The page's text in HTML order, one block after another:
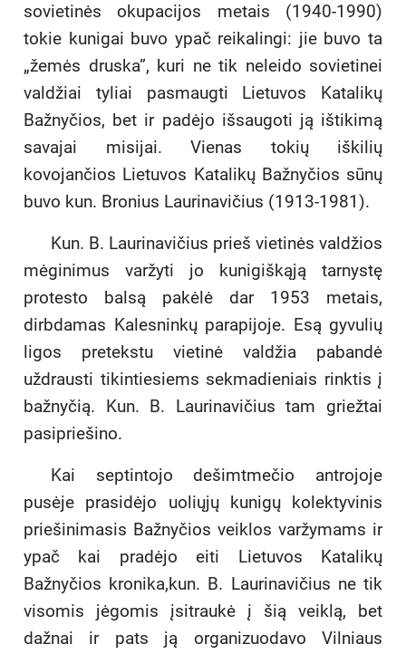
sovietinės okupacijos metais (1940-1990)
tokie kunigai buvo ypač reikalingi: jie buvo ta
„žemės druska”, kuri ne tik neleido sovietinei
valdžiai tyliai pasmaugti Lietuvos Katalikų
Bažnyčios, bet ir padėjo išsaugoti ją ištikimą
savajai misijai. Vienas tokių iškilių
kovojančios Lietuvos Katalikų Bažnyčios sūnų
buvo kun. Bronius Laurinavičius (1913-1981).
Kun. B. Laurinavičius prieš vietinės valdžios
mėginimus varžyti jo kunigiškąją tarnystę
protesto balsą pakėlė dar 1953 metais,
dirbdamas Kalesninkų parapijoje. Esą gyvulių
ligos pretekstu vietinė valdžia pabandė
uždrausti tikintiesiems sekmadieniais rinktis į
bažnyčią. Kun. B. Laurinavičius tam griežtai
pasipriešino.
Kai septintojo dešimtmečio antrojoje
pusėje prasidėjo uoliųjų kunigų kolektyvinis
priešinimasis Bažnyčios veiklos varžymams ir
ypač kai pradėjo eiti Lietuvos Katalikų
Bažnyčios kronika,kun. B. Laurinavičius ne tik
visomis jėgomis įsitraukė į šią veiklą, bet
dažnai ir pats ją organizuodavo Vilniaus